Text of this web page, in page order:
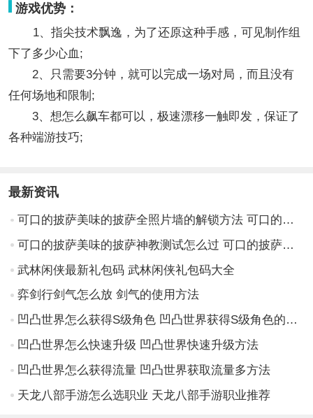
游戏优势：
1、指尖技术飘逸，为了还原这种手感，可见制作组
下了多少心血;
2、只需要3分钟，就可以完成一场对局，而且没有
任何场地和限制;
3、想怎么飙车都可以，极速漂移一触即发，保证了
各种端游技巧;
最新资讯
可口的披萨美味的披萨全照片墙的解锁方法 可口的披萨美味的披萨全照片墙的解锁攻略
可口的披萨美味的披萨神教测试怎么过 可口的披萨美味的披萨神教测试攻略
武林闲侠最新礼包码 武林闲侠礼包码大全
弈剑行剑气怎么放 剑气的使用方法
凹凸世界怎么获得S级角色 凹凸世界获得S级角色的方法
凹凸世界怎么快速升级 凹凸世界快速升级方法
凹凸世界怎么获得流量 凹凸世界获取流量多方法
天龙八部手游怎么选职业 天龙八部手游职业推荐